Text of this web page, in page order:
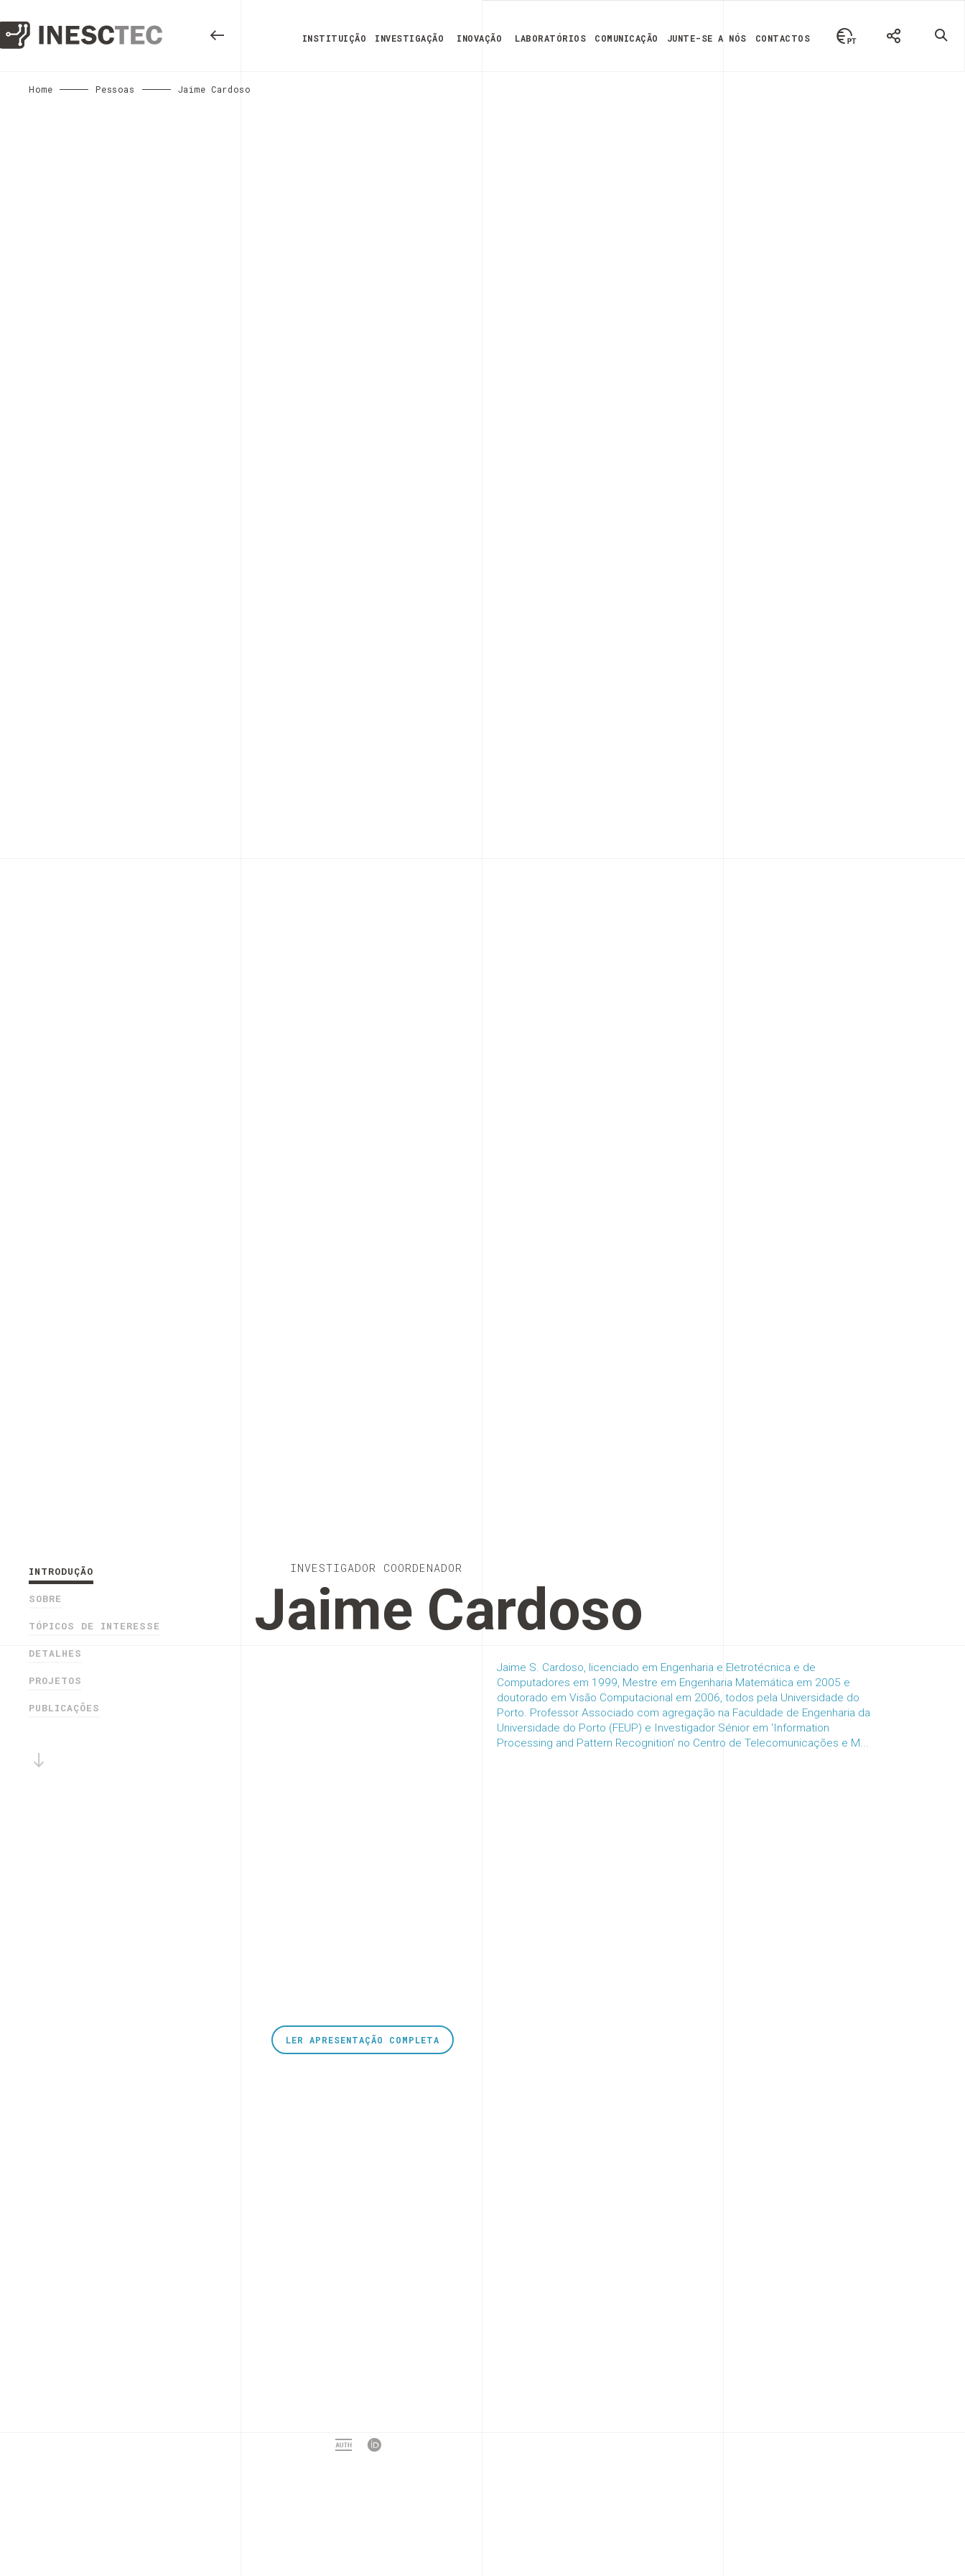
INSTITUIÇÃO INVESTIGAÇÃO INOVAÇÃO LABORATÓRIOS COMUNICAÇÃO JUNTE-SE A NÓS CONTACTOS
Home Pessoas Jaime Cardoso
INVESTIGADOR COORDENADOR
Jaime Cardoso
LER APRESENTAÇÃO COMPLETA
Jaime S. Cardoso, licenciado em Engenharia e Eletrotécnica e de
Computadores em 1999, Mestre em Engenharia Matemática em 2005 e
doutorado em Visão Computacional em 2006, todos pela Universidade do
Porto. Professor Associado com agregação na Faculdade de Engenharia da
Universidade do Porto (FEUP) e Investigador Sénior em 'Information
Processing and Pattern Recognition' no Centro de Telecomunicações e M...
INTRODUÇÃO
SOBRE
TÓPICOS DE INTERESSE
DETALHES
PROJETOS
PUBLICAÇÕES